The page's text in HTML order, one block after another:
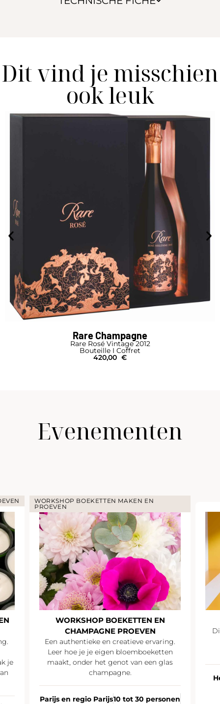
Dit vind je misschien
ook leuk
Rare Champagne
Rare Rosé Vintage 2012
Bouteille I Coffret
420,00 €
Evenementen
je
WORKSHOP BOEKETTEN MAKEN EN
PROEVEN
WORKSHOP BOEKETTEN EN
CHAMPAGNE PROEVEN
Een authentieke en creatieve ervaring.
Leer hoe je je eigen bloemboeketten
maakt, onder het genot van een glas
champagne.
Parijs en regio Parijs10 tot 30 personen